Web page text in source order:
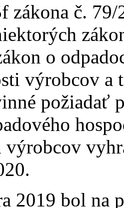
zákona č. 79/
o
výrobcov a
požiadať
výrobcov
2019 bol na